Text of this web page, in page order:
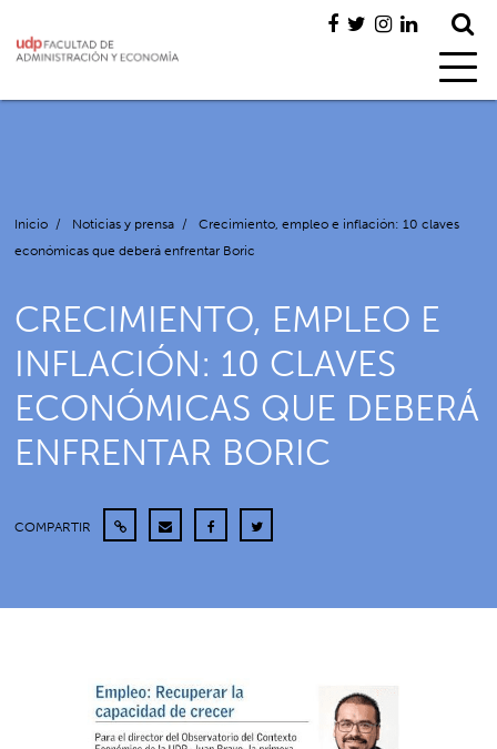
Inicio / Noticias y prensa /
Crecimiento, empleo e inflación: 10 claves
económicas que deberá enfrentar Boric
CRECIMIENTO, EMPLEO E
INFLACIÓN: 10 CLAVES
ECONÓMICAS QUE DEBERÁ
ENFRENTAR BORIC
COMPARTIR